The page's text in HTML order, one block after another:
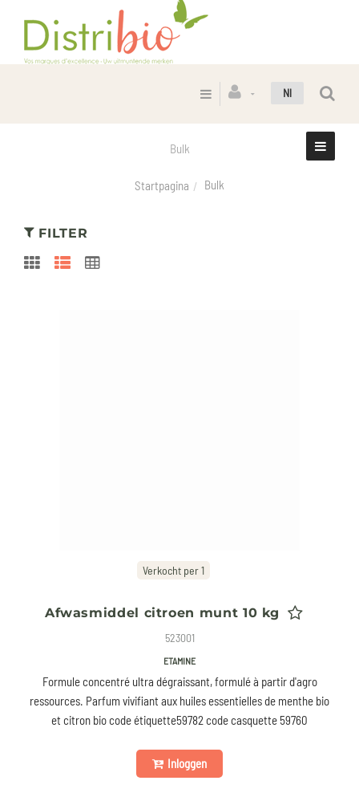
Nl
Bulk
Startpagina Bulk
FILTER
Verkocht per 1
Afwasmiddel citroen munt 10 kg
523001
ETAMINE
Formule concentré ultra dégraissant, formulé à partir d'agro
ressources. Parfum vivifiant aux huiles essentielles de menthe bio
et citron bio code étiquette59782 code casquette 59760
Inloggen